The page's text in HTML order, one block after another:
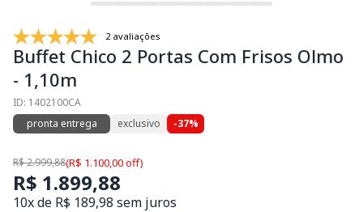
2 avaliações
Buffet Chico 2 Portas Com Frisos Olmo
- 1,10m
ID: 1402100CA
pronta entrega
exclusivo -37%
R$ 2.999,88(R$ 1.100,00 off)
R$ 1.899,88
10x de R$ 189,98 sem juros